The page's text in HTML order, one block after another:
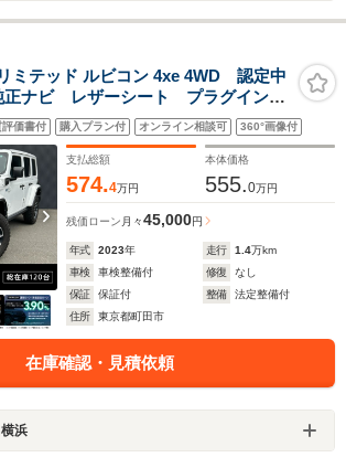
ミテッド ルビコン 4xe 4WD 認定中
ナビ レザーシート プラグインハ
ヒーター LEDヘッドライト バッ
ィブクルーズコントロール スマー
レーキ
価書付 購入プラン付 オンライン相談可 360°画像付
支払総額
574.4万円
本体価格
555.0万円
残価ローン 月々45,000円
年式 2023年 走行 1.4万km
車検
車検整備付 修復
なし
保証
保証付 整備
法定整備付
住所
東京都町田市
在庫確認・見積依頼
浜